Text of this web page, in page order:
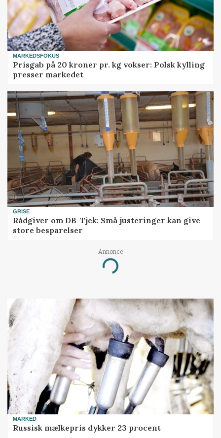
MARKEDSFOKUS
Prisgab på 20 kroner pr. kg vokser: Polsk kylling
presser markedet
GRISE
Rådgiver om DB-Tjek: Små justeringer kan give
store besparelser
Annonce
Loading...
MARKED
Russisk mælkepris dykker 23 procent